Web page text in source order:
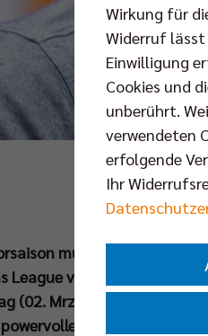
mussten sich die BR
League verabschieden
(02. Mrz um 16.45 Uhr, live
Düren ordnet
Wirkung für
Widerruf lässt
Einwilligung
Cookies und
unberührt.
verwendeten
erfolgende
Ihr